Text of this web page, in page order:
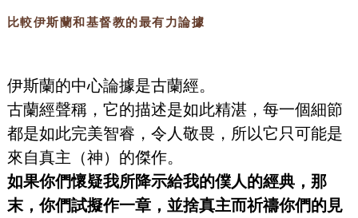
比較伊斯蘭和基督教的最有力論據
伊斯蘭的中心論據是古蘭經。
古蘭經聲稱，它的描述是如此精湛，每一個細節
都是如此完美智睿，令人敬畏，所以它只可能是
來自真主（神）的傑作。
如果你們懷疑我所降示給我的僕人的經典，那
末，你們試擬作一章，並捨真主而祈禱你們的見